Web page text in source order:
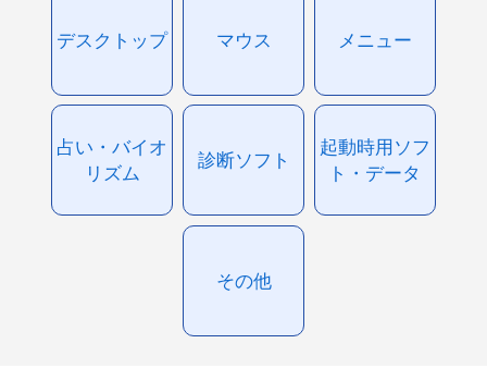
デスクトップ マウス メニュー
占い・バイオ
リズム
診断ソフト
起動時用ソフ
ト・データ
その他